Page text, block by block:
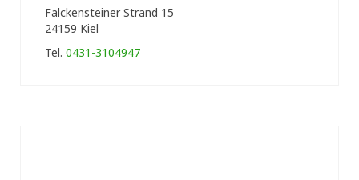
Falckensteiner Strand 15
24159 Kiel
Tel. 0431-3104947